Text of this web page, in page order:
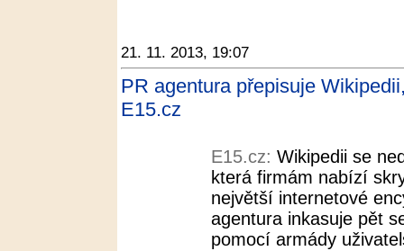
21. 11. 2013, 19:07
PR agentura přepisuje
E15.cz
E15.cz: Wikipedii se
která firmám nabízí
největší internetové
agentura inkasuje pět
pomocí armády